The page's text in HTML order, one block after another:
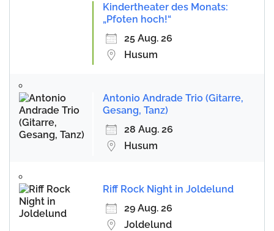
Kindertheater des Monats:
„Pfoten hoch!“
25 Aug. 26
Husum
Antonio Andrade Trio (Gitarre,
Gesang, Tanz)
28 Aug. 26
Husum
Riff Rock Night in Joldelund
29 Aug. 26
Joldelund